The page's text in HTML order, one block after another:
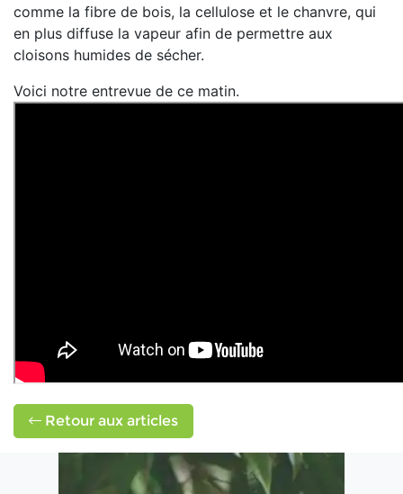
comme la fibre de bois, la cellulose et le chanvre, qui
en plus diffuse la vapeur afin de permettre aux
cloisons humides de sécher.
Voici notre entrevue de ce matin.
Retour aux articles